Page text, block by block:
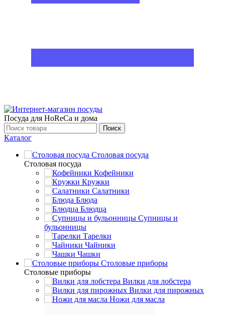
Посуда для HoReCa и дома
Поиск
Каталог
Столовая посуда
Столовая посуда
Кофейники
Кружки
Салатники
Блюда
Блюдца
Супницы и
бульонницы
Тарелки
Чайники
Чашки
Cтоловые приборы
Cтоловые приборы
Вилки для лобстера
Вилки для пирожных
Ножи для масла